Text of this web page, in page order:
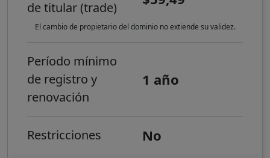
de titular (trade)
El cambio de propietario del dominio no extiende su validez.
Período mínimo
de registro y
renovación
1 año
Restricciones No